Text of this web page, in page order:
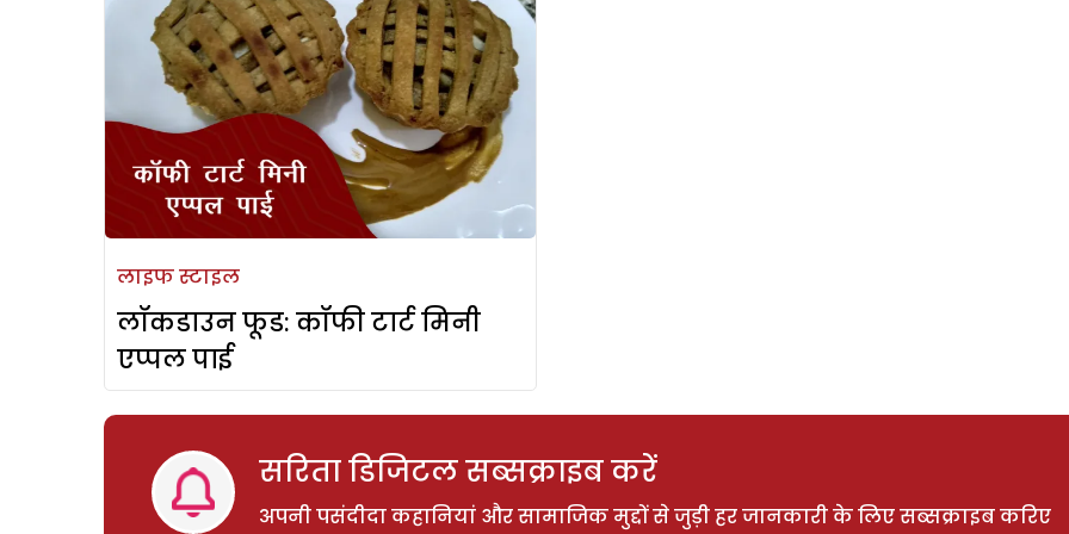
लाइफ स्टाइल
लॉकडाउन फूड: कॉफी टार्ट मिनी
एप्पल पाई
सरिता डिजिटल सब्सक्राइब करें
अपनी पसंदीदा कहानियां और सामाजिक मुद्दों से जुड़ी हर जानकारी के लिए सब्सक्राइब करिए